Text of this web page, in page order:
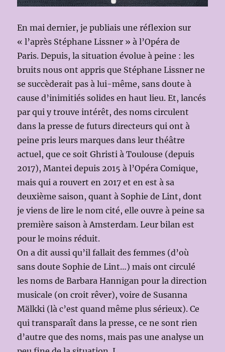
En mai dernier, je publiais une réflexion sur
« l’après Stéphane Lissner » à l’Opéra de
Paris. Depuis, la situation évolue à peine : les
bruits nous ont appris que Stéphane Lissner ne
se succèderait pas à lui-même, sans doute à
cause d’inimitiés solides en haut lieu. Et, lancés
par qui y trouve intérêt, des noms circulent
dans la presse de futurs directeurs qui ont à
peine pris leurs marques dans leur théâtre
actuel, que ce soit Ghristi à Toulouse (depuis
2017), Mantei depuis 2015 à l’Opéra Comique,
mais qui a rouvert en 2017 et en est à sa
deuxième saison, quant à Sophie de Lint, dont
je viens de lire le nom cité, elle ouvre à peine sa
première saison à Amsterdam. Leur bilan est
pour le moins réduit.
On a dit aussi qu’il fallait des femmes (d’où
sans doute Sophie de Lint…) mais ont circulé
les noms de Barbara Hannigan pour la direction
musicale (on croit rêver), voire de Susanna
Mälkki (là c’est quand même plus sérieux). Ce
qui transparaît dans la presse, ce ne sont rien
d’autre que des noms, mais pas une analyse un